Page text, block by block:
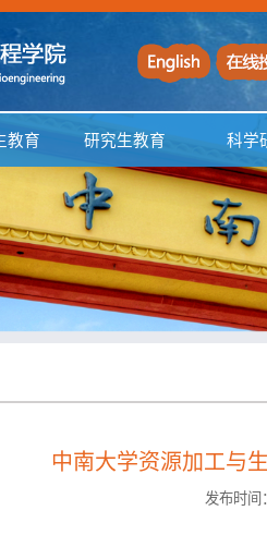
教育 研究生教育 科学
中南大学资源加工与
发布时